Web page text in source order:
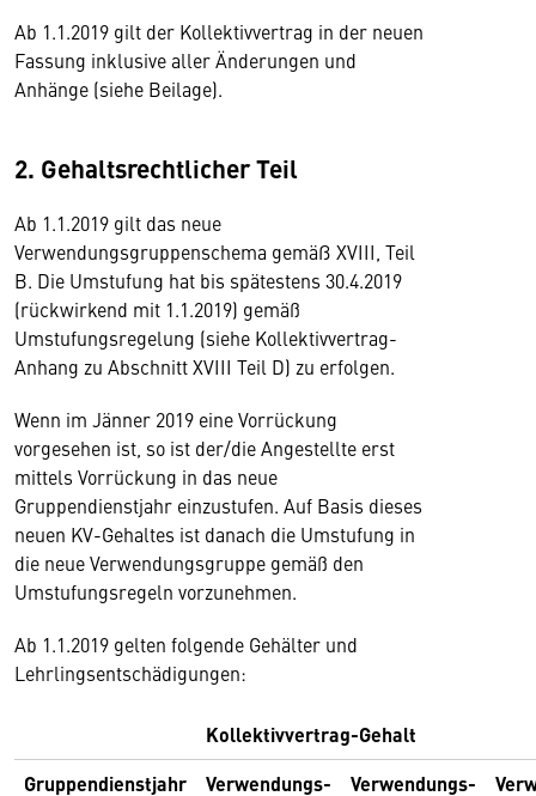
Ab 1.1.2019 gilt der Kollektivvertrag in der neuen
Fassung inklusive aller Änderungen und
Anhänge (siehe Beilage).
2. Gehaltsrechtlicher Teil
Ab 1.1.2019 gilt das neue
Verwendungsgruppenschema gemäß XVIII, Teil
B. Die Umstufung hat bis spätestens 30.4.2019
(rückwirkend mit 1.1.2019) gemäß
Umstufungsregelung (siehe Kollektivvertrag-
Anhang zu Abschnitt XVIII Teil D) zu erfolgen.
Wenn im Jänner 2019 eine Vorrückung
vorgesehen ist, so ist der/die Angestellte erst
mittels Vorrückung in das neue
Gruppendienstjahr einzustufen. Auf Basis dieses
neuen KV-Gehaltes ist danach die Umstufung in
die neue Verwendungsgruppe gemäß den
Umstufungsregeln vorzunehmen.
Ab 1.1.2019 gelten folgende Gehälter und
Lehrlingsentschädigungen:
Kollektivvertrag-Gehalt
Gruppendienstjahr
Verwendungs-
Verwendungs-